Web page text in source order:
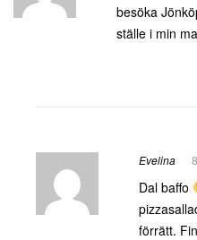
besöka
ställe i min
Evelina
Dal baffo
förrätt.